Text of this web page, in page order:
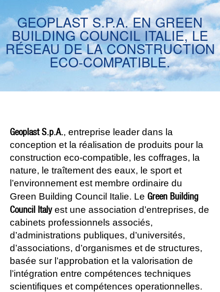
GEOPLAST S.P.A. EN GREEN
BUILDING COUNCIL ITALIE, LE
RÉSEAU DE LA CONSTRUCTION
ECO-COMPATIBLE.
Geoplast S.p.A., entreprise leader dans la
conception et la réalisation de produits pour la
construction eco-compatible, les coffrages, la
nature, le traîtement des eaux, le sport et
l’environnement est membre ordinaire du
Green Building Council Italie. Le Green Building
Council Italyest une association d’entreprises, de
cabinets professionnels associés,
d’administrations publiques, d’universités,
d’associations, d’organismes et de structures,
basée sur l’approbation et la valorisation de
l’intégration entre compétences techniques
scientifiques et compétences operationnelles.